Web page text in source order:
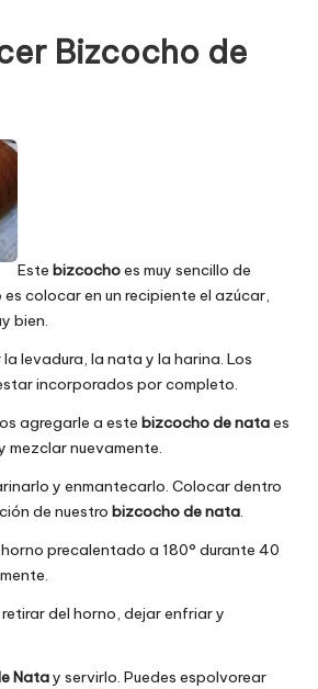
Bizcocho de
Este bizcochoes muy sencillo de
es colocar en un recipiente el azúcar,
bien.
levadura, la nata y la harina. Los
incorporados por completo.
agregarle a este bizcocho de nataes
mezclar nuevamente.
y enmantecarlo. Colocar dentro
de nuestro bizcocho de nata.
precalentado a 180° durante 40
del horno, dejar enfriar y
Natay servirlo. Puedes espolvorear